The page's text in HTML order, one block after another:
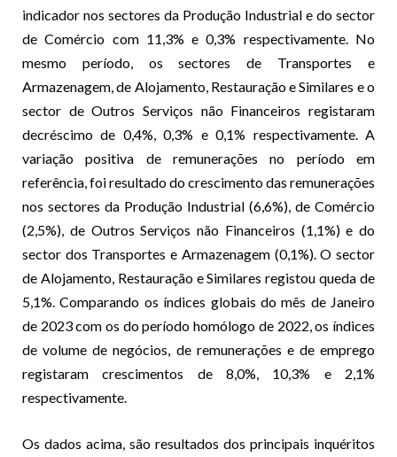
indicador nos sectores da Produção Industrial e do sector
de Comércio com 11,3% e 0,3% respectivamente. No
mesmo período, os sectores de Transportes e
Armazenagem, de Alojamento, Restauração e Similares e o
sector de Outros Serviços não Financeiros registaram
decréscimo de 0,4%, 0,3% e 0,1% respectivamente. A
variação positiva de remunerações no período em
referência, foi resultado do crescimento das remunerações
nos sectores da Produção Industrial (6,6%), de Comércio
(2,5%), de Outros Serviços não Financeiros (1,1%) e do
sector dos Transportes e Armazenagem (0,1%). O sector
de Alojamento, Restauração e Similares registou queda de
5,1%. Comparando os índices globais do mês de Janeiro
de 2023 com os do período homólogo de 2022, os índices
de volume de negócios, de remunerações e de emprego
registaram crescimentos de 8,0%, 10,3% e 2,1%
respectivamente.
Os dados acima, são resultados dos principais inquéritos